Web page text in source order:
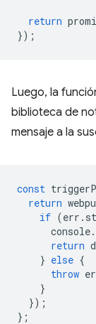
return
});
Luego, la
biblioteca de
mensaje a la
const
return
if (err .
console.
return
} else {
throw
}
});
};